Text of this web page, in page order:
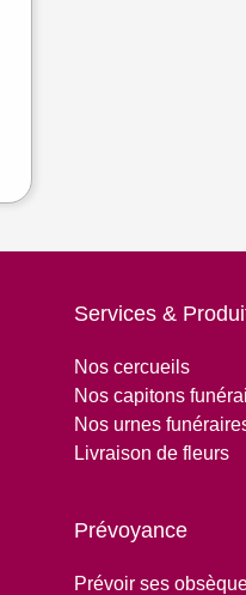
Services &
Nos cercueils
Nos capitons
Nos urnes
Livraison de fleurs
Prévoyance
Prévoir ses